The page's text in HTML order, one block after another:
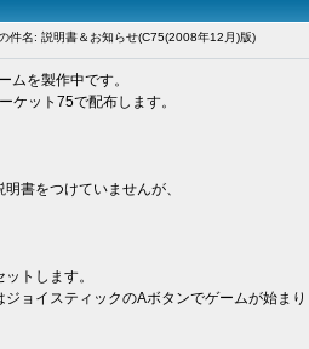
件名: 説明書＆お知らせ(C75(2008年12月)版)
ムを製作中です。
ケット75で配布します。
書をつけていませんが、
トします。
ョイスティックのAボタンでゲームが始まり